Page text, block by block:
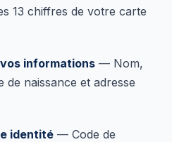
13 chiffres de votre carte
informations — Nom,
de naissance et adresse
identité — Code de